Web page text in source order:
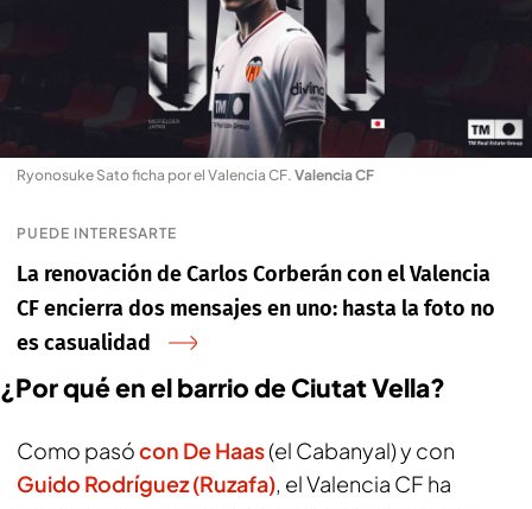
Ryonosuke Sato ficha por el Valencia CF. Valencia CF
PUEDE INTERESARTE
La renovación de Carlos Corberán con el Valencia
CF encierra dos mensajes en uno: hasta la foto no
es casualidad
¿Por qué en el barrio de Ciutat Vella?
Como pasócon De Haas(el Cabanyal) y con
Guido Rodríguez (Ruzafa), el Valencia CF ha